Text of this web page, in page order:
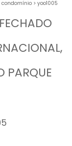
condomínio > yoo1005
PARQUE